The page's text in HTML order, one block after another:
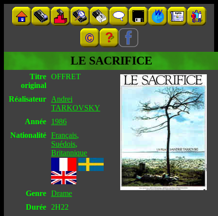
LE SACRIFICE
Titre
original
OFFRET
Réalisateur
Andrei
TARKOVSKY
Année
1986
Nationalité Français,
Suédois,
Britannique
Genre Drame
Durée
2H22